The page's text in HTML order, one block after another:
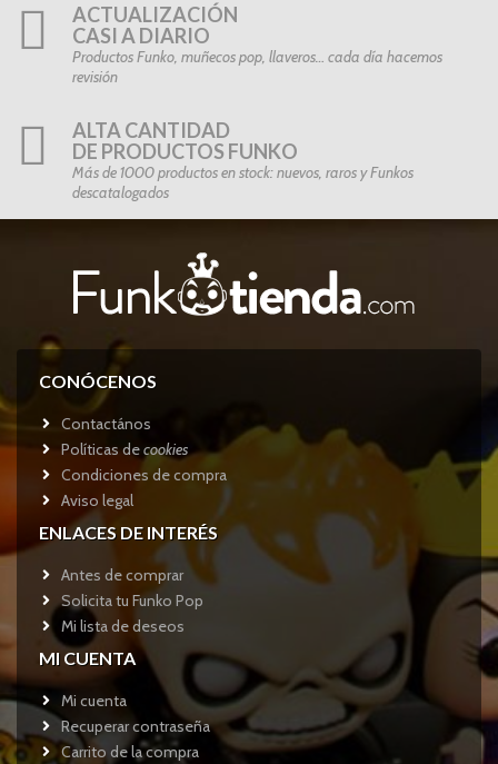
ACTUALIZACIÓN
CASI A DIARIO
Productos Funko, muñecos pop, llaveros… cada día hacemos
revisión
ALTA CANTIDAD
DE PRODUCTOS FUNKO
Más de 1000 productos en stock: nuevos, raros y Funkos
descatalogados
CONÓCENOS
Contactános
Políticas decookies
Condiciones de compra
Aviso legal
ENLACES DE INTERÉS
Antes de comprar
Solicita tu Funko Pop
Mi lista de deseos
MI CUENTA
Mi cuenta
Recuperar contraseña
Carrito de la compra